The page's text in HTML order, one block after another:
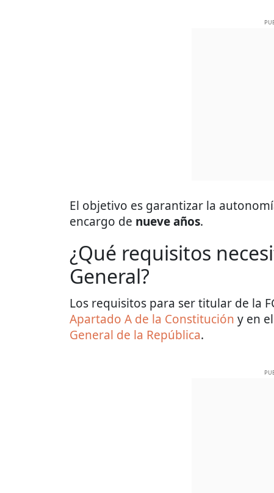
El objetivo es garantizar la
encargo de nueve años.
¿Qué requisitos
General?
Los requisitos para ser titular de la
Apartado A de la Constitución y en el
General de la República.